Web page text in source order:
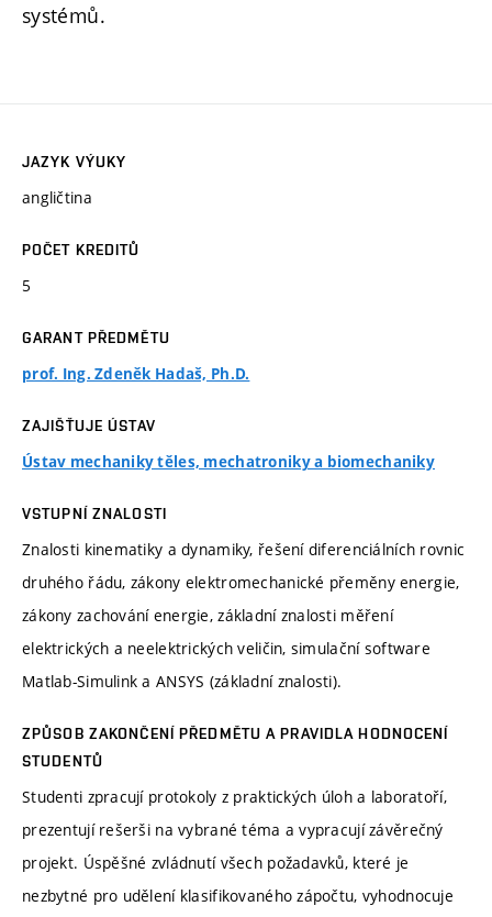
systémů.
JAZYK VÝUKY
angličtina
POČET KREDITŮ
5
GARANT PŘEDMĚTU
prof. Ing. Zdeněk Hadaš, Ph.D.
ZAJIŠŤUJE ÚSTAV
Ústav mechaniky těles, mechatroniky a biomechaniky
VSTUPNÍ ZNALOSTI
Znalosti kinematiky a dynamiky, řešení diferenciálních rovnic
druhého řádu, zákony elektromechanické přeměny energie,
zákony zachování energie, základní znalosti měření
elektrických a neelektrických veličin, simulační software
Matlab-Simulink a ANSYS (základní znalosti).
ZPŮSOB ZAKONČENÍ PŘEDMĚTU A PRAVIDLA HODNOCENÍ
STUDENTŮ
Studenti zpracují protokoly z praktických úloh a laboratoří,
prezentují rešerši na vybrané téma a vypracují závěrečný
projekt. Úspěšné zvládnutí všech požadavků, které je
nezbytné pro udělení klasifikovaného zápočtu, vyhodnocuje